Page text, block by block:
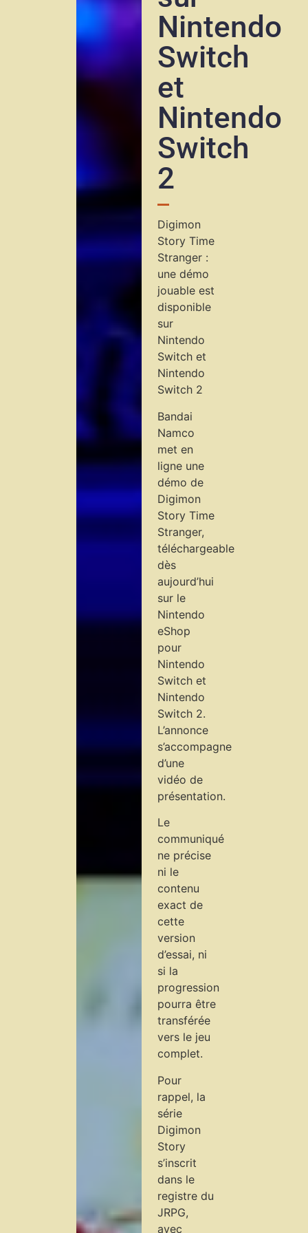
Nintendo
Switch
et
Nintendo
Switch
2
Digimon
Story Time
Stranger :
une démo
jouable est
disponible
sur
Nintendo
Switch et
Nintendo
Switch 2
Bandai
Namco
met en
ligne une
démo de
Digimon
Story Time
Stranger,
téléchargeable
dès
aujourd’hui
sur le
Nintendo
eShop
pour
Nintendo
Switch et
Nintendo
Switch 2.
L’annonce
s’accompagne
d’une
vidéo de
présentation.
Le
communiqué
ne précise
ni le
contenu
exact de
cette
version
d’essai, ni
si la
progression
pourra être
transférée
vers le jeu
complet.
Pour
rappel, la
série
Digimon
Story
s’inscrit
dans le
registre du
JRPG,
avec